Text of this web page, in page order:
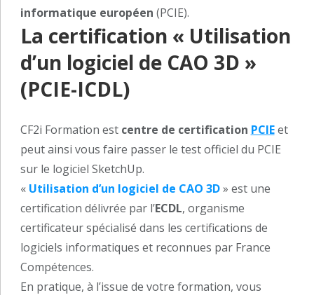
informatique européen (PCIE).
La certification « Utilisation
d’un logiciel de CAO 3D »
(PCIE-ICDL)
CF2i Formation est centre de certification PCIEet
peut ainsi vous faire passer le test officiel du PCIE
sur le logiciel SketchUp.
« Utilisation d’un logiciel de CAO 3D» est une
certification délivrée par l’ECDL, organisme
certificateur spécialisé dans les certifications de
logiciels informatiques et reconnues par France
Compétences.
En pratique, à l’issue de votre formation, vous